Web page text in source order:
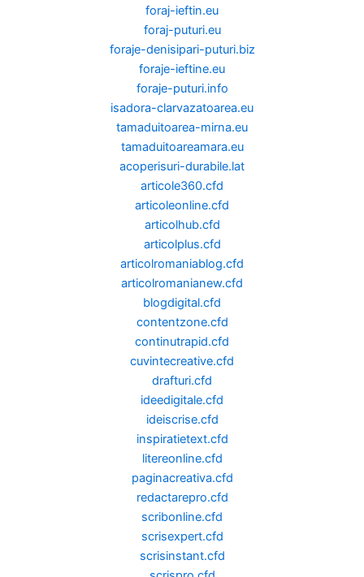
foraj-ieftin.eu
foraj-puturi.eu
foraje-denisipari-puturi.biz
foraje-ieftine.eu
foraje-puturi.info
isadora-clarvazatoarea.eu
tamaduitoarea-mirna.eu
tamaduitoareamara.eu
acoperisuri-durabile.lat
articole360.cfd
articoleonline.cfd
articolhub.cfd
articolplus.cfd
articolromaniablog.cfd
articolromanianew.cfd
blogdigital.cfd
contentzone.cfd
continutrapid.cfd
cuvintecreative.cfd
drafturi.cfd
ideedigitale.cfd
ideiscrise.cfd
inspiratietext.cfd
litereonline.cfd
paginacreativa.cfd
redactarepro.cfd
scribonline.cfd
scrisexpert.cfd
scrisinstant.cfd